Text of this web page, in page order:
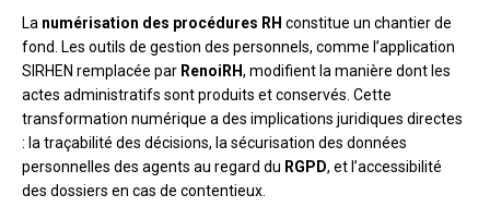
La numérisation des procédures RH constitue un chantier de
fond. Les outils de gestion des personnels, comme l’application
SIRHEN remplacée par RenoiRH, modifient la manière dont les
actes administratifs sont produits et conservés. Cette
transformation numérique a des implications juridiques directes
: la traçabilité des décisions, la sécurisation des données
personnelles des agents au regard du RGPD, et l’accessibilité
des dossiers en cas de contentieux.